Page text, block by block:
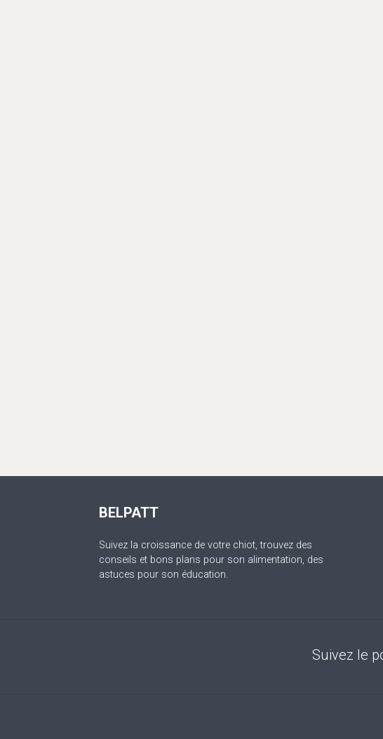
BELPATT
Suivez la croissance de votre chiot, trouvez des
conseils et bons plans pour son alimentation, des
astuces pour son éducation.
Suivez le